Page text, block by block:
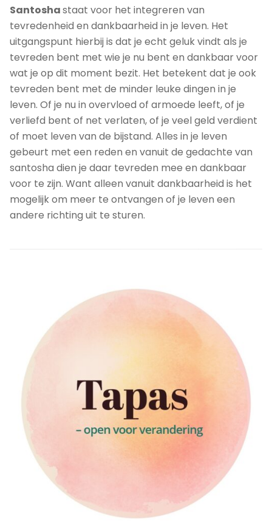
Santoshastaat voor het integreren van
tevredenheid en dankbaarheid in je leven. Het
uitgangspunt hierbij is dat je echt geluk vindt als je
tevreden bent met wie je nu bent en dankbaar voor
wat je op dit moment bezit. Het betekent dat je ook
tevreden bent met de minder leuke dingen in je
leven. Of je nu in overvloed of armoede leeft, of je
verliefd bent of net verlaten, of je veel geld verdient
of moet leven van de bijstand. Alles in je leven
gebeurt met een reden en vanuit de gedachte van
santosha dien je daar tevreden mee en dankbaar
voor te zijn. Want alleen vanuit dankbaarheid is het
mogelijk om meer te ontvangen of je leven een
andere richting uit te sturen.